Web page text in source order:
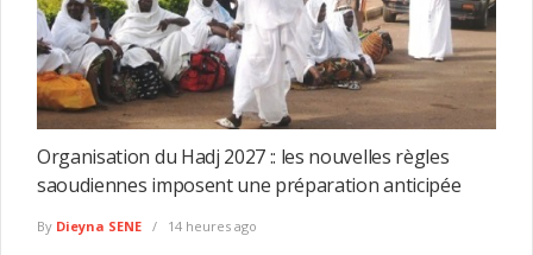
Organisation du Hadj 2027 :: les nouvelles règles
saoudiennes imposent une préparation anticipée
By Dieyna SENE 14 heures ago